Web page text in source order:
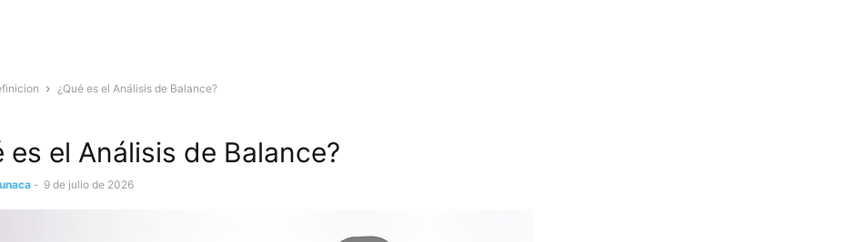
¿Qué es el Análisis de Balance?
es el Análisis de Balance?
- 9 de julio de 2026